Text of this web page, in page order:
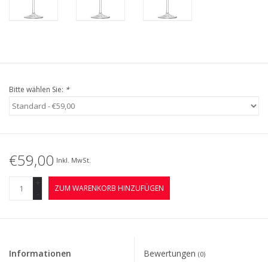
Bitte wählen Sie: *
€59,00 Inkl. MwSt.
+
-
ZUM WARENKORB HINZUFÜGEN
Informationen Bewertungen (0)